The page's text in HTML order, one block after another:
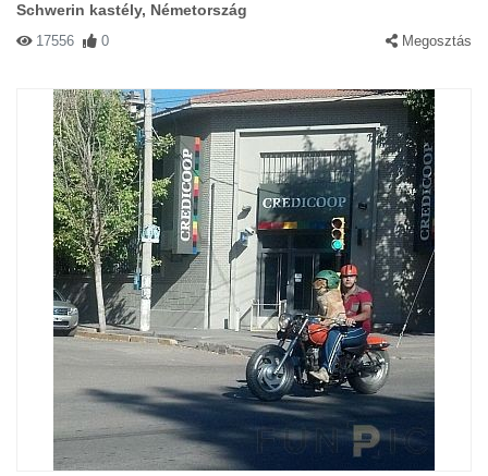
Schwerin kastély, Németország
17556 0 Megosztás